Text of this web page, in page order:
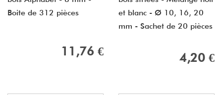
Boite de 312 pièces
11,76 €
et blanc - Ø 10, 16, 20
mm - Sachet de 20 pièces
4,20 €